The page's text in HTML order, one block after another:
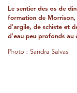
Le sentier des os de
formation de Morrison,
d'argile, de schiste et
d'eau peu profonds au
Photo : Sandra Salvas